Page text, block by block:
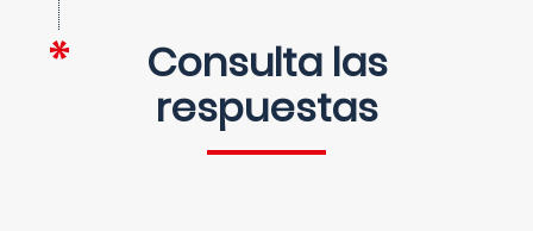
Consulta las
respuestas